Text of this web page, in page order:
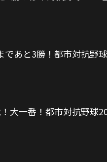
であと3勝！都市対抗野
大一番！都市対抗野球